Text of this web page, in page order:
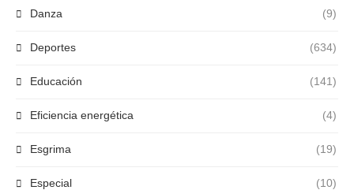
Danza (9)
Deportes (634)
Educación (141)
Eficiencia energética (4)
Esgrima (19)
Especial (10)